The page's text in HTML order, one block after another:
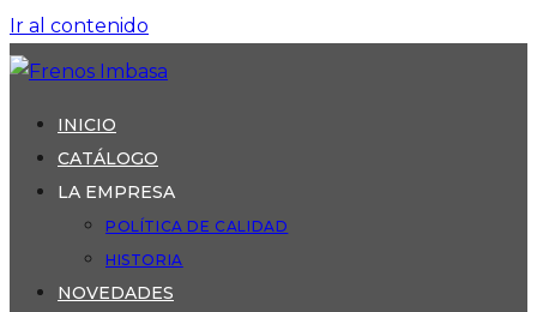
Ir al contenido
INICIO
CATÁLOGO
LA EMPRESA
POLÍTICA DE CALIDAD
HISTORIA
NOVEDADES